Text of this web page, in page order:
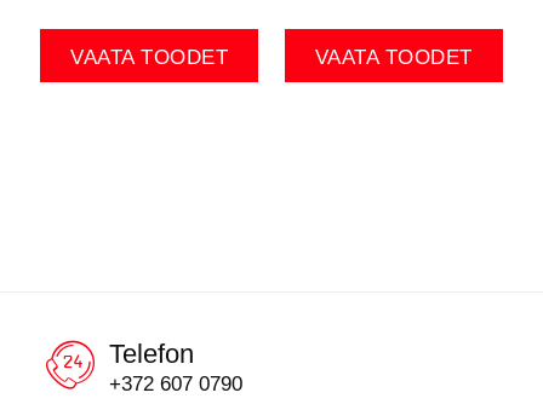
VAATA TOODET VAATA TOODET
Telefon
+372 607 0790